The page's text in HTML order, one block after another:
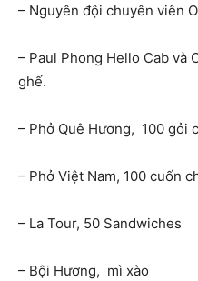
– Nguyên đội chuyên viên
– Paul Phong Hello Cab và
ghế.
– Phở Quê Hương, 100 gỏi
– Phở Việt Nam, 100 cuốn
– La Tour, 50 Sandwiches
– Bội Hương, mì xào